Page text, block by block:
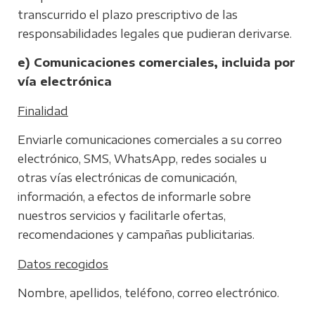
transcurrido el plazo prescriptivo de las
responsabilidades legales que pudieran derivarse.
e) Comunicaciones comerciales, incluida por
vía electrónica
Finalidad
Enviarle comunicaciones comerciales a su correo
electrónico, SMS, WhatsApp, redes sociales u
otras vías electrónicas de comunicación,
información, a efectos de informarle sobre
nuestros servicios y facilitarle ofertas,
recomendaciones y campañas publicitarias.
Datos recogidos
Nombre, apellidos, teléfono, correo electrónico.